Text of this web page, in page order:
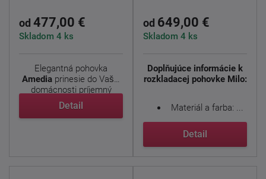
od 477,00 €
Skladom 4 ks
Elegantná pohovka
Amediaprinesie do Vašej
domácnosti príjemný
kúsok, ...
Detail
od 649,00 €
Skladom 4 ks
Doplňujúce informácie k
rozkladacej pohovke Milo:
Materiál a farba: ...
Detail